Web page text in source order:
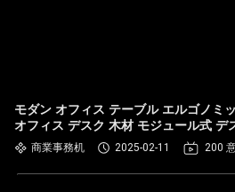
モダン オフィス テーブル エルゴノミ
オフィス デスク 木材 モジュール式 デ
商業事務机 2025-02-11 200